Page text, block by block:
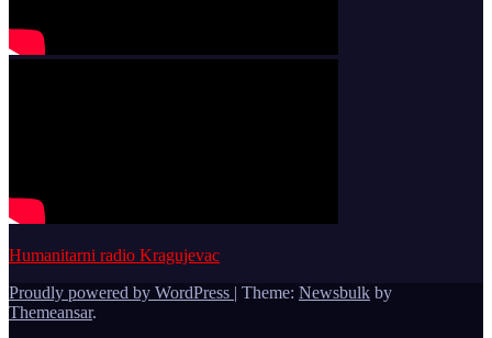
Humanitarni radio Kragujevac
Proudly powered by WordPress | Theme: Newsbulk by
Themeansar.